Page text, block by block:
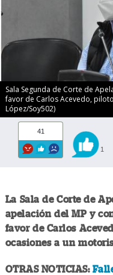
Sala Segunda de Corte de
favor de Carlos Acevedo,
López/Soy502)
41
1
La Sala de Corte de
apelación del MP y
favor de Carlos
ocasiones a un
OTRAS NOTICIAS: